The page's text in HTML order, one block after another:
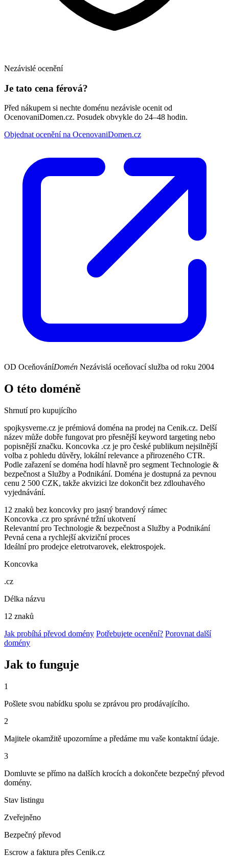
Nezávislé ocenění
Je tato cena férová?
Před nákupem si nechte doménu nezávisle ocenit od
OcenovaniDomen.cz. Posudek obvykle do 24–48 hodin.
Objednat ocenění na OcenovaniDomen.cz
OD OceňováníDomén Nezávislá oceňovací služba od roku 2004
O této doméně
Shrnutí pro kupujícího
spojkysverne.cz je prémiová doména na prodej na Cenik.cz. Delší
název může dobře fungovat pro přesnější keyword targeting nebo
popisnější značku. Koncovka .cz je pro české publikum nejsilnější
volba z pohledu důvěry, lokální relevance a přirozeného CTR.
Podle zařazení se doména hodí hlavně pro segment Technologie &
bezpečnost a Služby a Podnikání. Doména je dostupná za pevnou
cenu 2 500 CZK, takže akvizici lze dokončit bez zdlouhavého
vyjednávání.
12 znaků bez koncovky pro jasný brandový rámec
Koncovka .cz pro správné tržní ukotvení
Relevantní pro Technologie & bezpečnost a Služby a Podnikání
Pevná cena a rychlejší akviziční proces
Ideální pro prodejce eletrotvarovek, elektrospojek.
Koncovka
.cz
Délka názvu
12 znaků
Jak probíhá převod domény Potřebujete ocenění? Porovnat další
domény
Jak to funguje
1
Pošlete svou nabídku spolu se zprávou pro prodávajícího.
2
Majitele okamžitě upozorníme a předáme mu vaše kontaktní údaje.
3
Domluvte se přímo na dalších krocích a dokončete bezpečný převod
domény.
Stav listingu
Zveřejněno
Bezpečný převod
Escrow a faktura přes Cenik.cz